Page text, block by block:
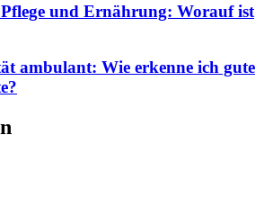
und Ernährung: Worauf ist
ambulant: Wie erkenne ich gute